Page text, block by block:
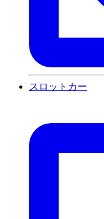
スロットカー